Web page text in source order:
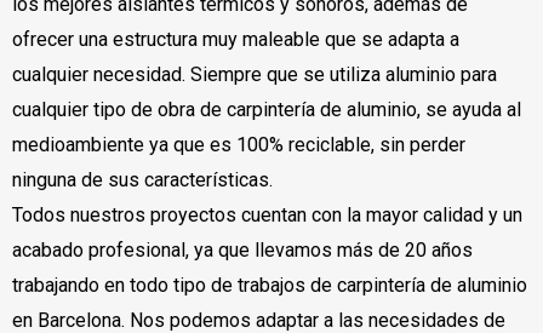
ofrecer una estructura muy maleable que se adapta a
cualquier necesidad. Siempre que se utiliza aluminio para
cualquier tipo de obra de carpintería de aluminio, se ayuda al
medioambiente ya que es 100% reciclable, sin perder
ninguna de sus características.
Todos nuestros proyectos cuentan con la mayor calidad y un
acabado profesional, ya que llevamos más de 20 años
trabajando en todo tipo de trabajos de carpintería de aluminio
en Barcelona. Nos podemos adaptar a las necesidades de